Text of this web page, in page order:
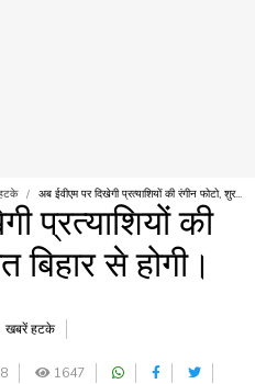
अब ईवीएम पर दिखेगी प्रत्याशियों की रंगीन फोटो, शुर...
प्रत्याशियों की
से होगी।
खबरें हटके
1647